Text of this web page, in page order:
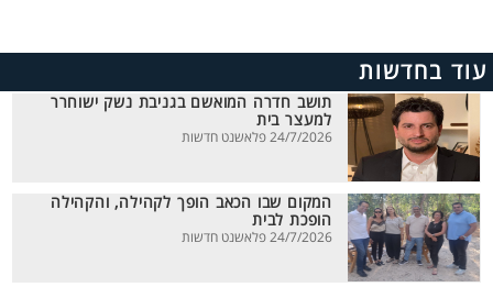
עוד בחדשות
תושב חדרה המואשם בגניבת נשק ישוחרר
למעצר בית
24/7/2026 פלאשנט חדשות
המקום שבו הכאב הופך לקהילה, והקהילה
הופכת לבית
24/7/2026 פלאשנט חדשות